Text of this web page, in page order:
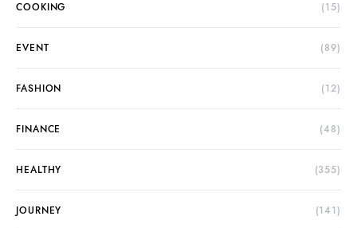
COOKING (15)
EVENT (89)
FASHION (12)
FINANCE (48)
HEALTHY (355)
JOURNEY (141)